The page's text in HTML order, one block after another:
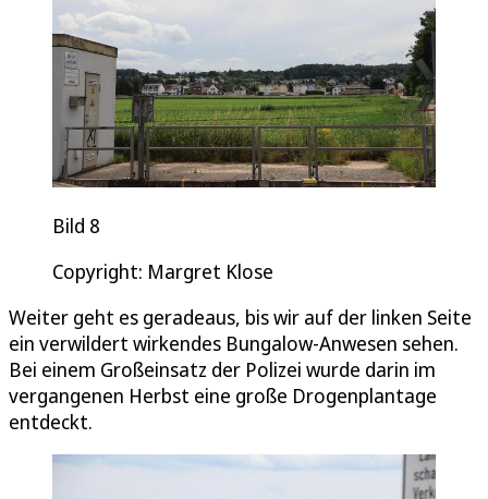
Bild 8
Copyright: Margret Klose
Weiter geht es geradeaus, bis wir auf der linken Seite
ein verwildert wirkendes Bungalow-Anwesen sehen.
Bei einem Großeinsatz der Polizei wurde darin im
vergangenen Herbst eine große Drogenplantage
entdeckt.